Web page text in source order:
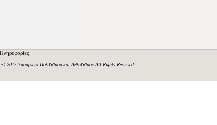
Πληροφορίες
© 2012 Υπουργείο Πολιτισμού και Αθλητισμού All Rights Reserved